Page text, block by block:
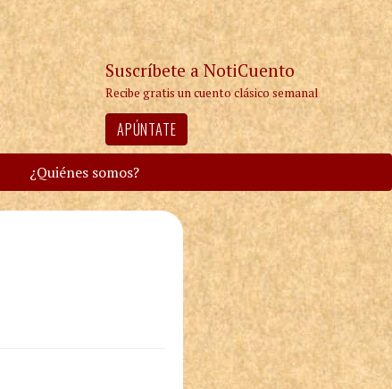
Suscríbete a NotiCuento
Recibe gratis un cuento clásico semanal
APÚNTATE
¿Quiénes somos?